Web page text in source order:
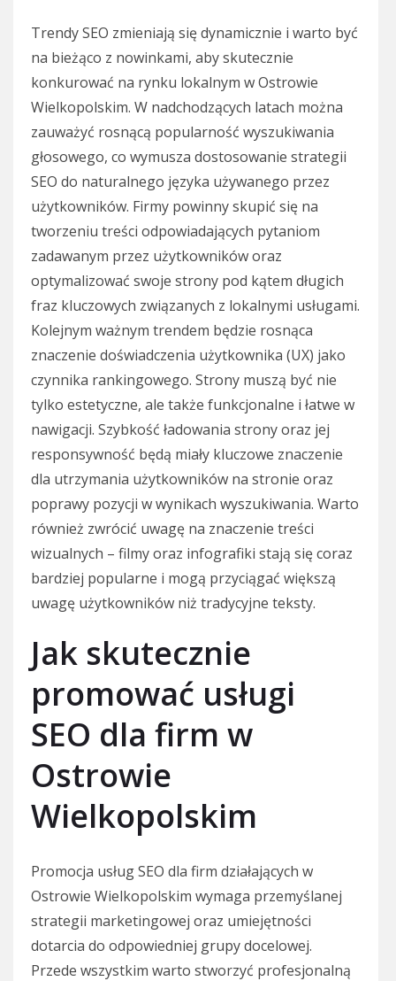
Trendy SEO zmieniają się dynamicznie i warto być
na bieżąco z nowinkami, aby skutecznie
konkurować na rynku lokalnym w Ostrowie
Wielkopolskim. W nadchodzących latach można
zauważyć rosnącą popularność wyszukiwania
głosowego, co wymusza dostosowanie strategii
SEO do naturalnego języka używanego przez
użytkowników. Firmy powinny skupić się na
tworzeniu treści odpowiadających pytaniom
zadawanym przez użytkowników oraz
optymalizować swoje strony pod kątem długich
fraz kluczowych związanych z lokalnymi usługami.
Kolejnym ważnym trendem będzie rosnąca
znaczenie doświadczenia użytkownika (UX) jako
czynnika rankingowego. Strony muszą być nie
tylko estetyczne, ale także funkcjonalne i łatwe w
nawigacji. Szybkość ładowania strony oraz jej
responsywność będą miały kluczowe znaczenie
dla utrzymania użytkowników na stronie oraz
poprawy pozycji w wynikach wyszukiwania. Warto
również zwrócić uwagę na znaczenie treści
wizualnych – filmy oraz infografiki stają się coraz
bardziej popularne i mogą przyciągać większą
uwagę użytkowników niż tradycyjne teksty.
Jak skutecznie
promować usługi
SEO dla firm w
Ostrowie
Wielkopolskim
Promocja usług SEO dla firm działających w
Ostrowie Wielkopolskim wymaga przemyślanej
strategii marketingowej oraz umiejętności
dotarcia do odpowiedniej grupy docelowej.
Przede wszystkim warto stworzyć profesjonalną